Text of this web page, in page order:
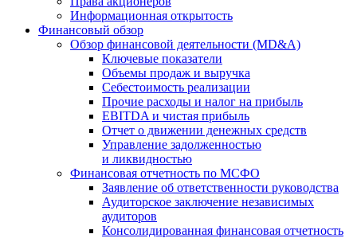
Информационная открытость
Финансовый обзор
Обзор финансовой деятельности (MD&A)
Ключевые показатели
Объемы продаж и выручка
Себестоимость реализации
Прочие расходы и налог на прибыль
EBITDA и чистая прибыль
Отчет о движении денежных средств
Управление задолженностью
и ликвидностью
Финансовая отчетность по МСФО
Заявление об ответственности руководства
Аудиторское заключение независимых
аудиторов
Консолидированная финансовая отчетность